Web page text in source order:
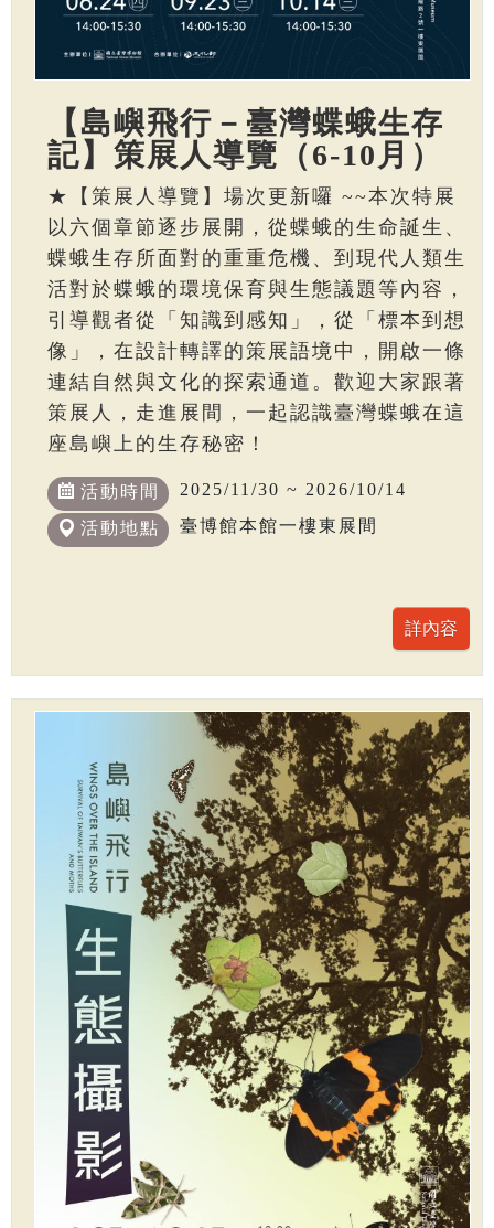
【島嶼飛行－臺灣蝶蛾生存
記】策展人導覽（6-10月）
★【策展人導覽】場次更新囉 ~~本次特展
以六個章節逐步展開，從蝶蛾的生命誕生、
蝶蛾生存所面對的重重危機、到現代人類生
活對於蝶蛾的環境保育與生態議題等內容，
引導觀者從「知識到感知」，從「標本到想
像」，在設計轉譯的策展語境中，開啟一條
連結自然與文化的探索通道。歡迎大家跟著
策展人，走進展間，一起認識臺灣蝶蛾在這
座島嶼上的生存秘密！
活動時間 2025/11/30 ~ 2026/10/14
活動地點 臺博館本館一樓東展間